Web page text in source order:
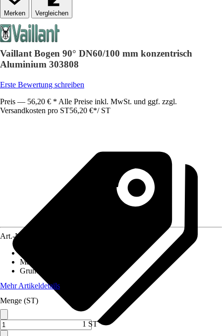
Vergleichen
Vaillant Bogen 90° DN60/100 mm konzentrisch
Aluminium 303808
Erste Bewertung schreiben
Preis — 56,20 € * Alle Preise inkl. MwSt. und ggf. zzgl.
Versandkosten pro ST56,20 €*/ ST
Art.-Nr.
Material
Grundfarbe
Mehr Artikeldetails
Menge (ST)
1 ST